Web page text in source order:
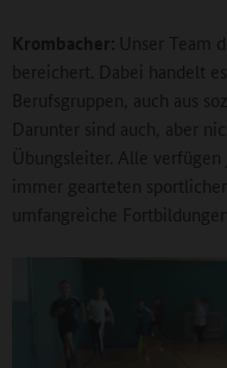
Krombacher: Unser Team
bereichert. Dabei handelt
Berufsgruppen, auch aus
Darunter sind auch, aber
Übungsleiter. Alle
immer gearteten
umfangreiche